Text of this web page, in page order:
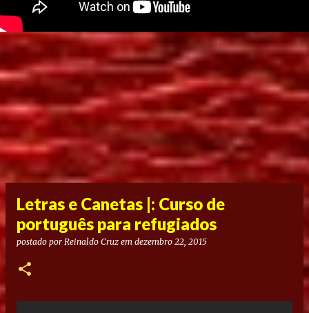
Letras e Canetas |: Curso de
português para refugiados
postado por Reinaldo Cruz em dezembro 22, 2015